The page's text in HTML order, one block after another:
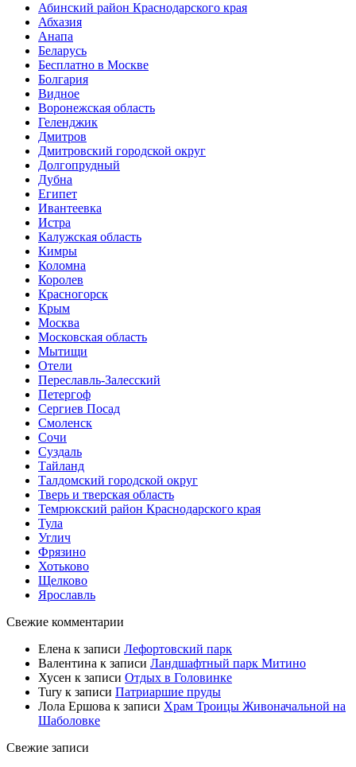
Абинский район Краснодарского края
Абхазия
Анапа
Беларусь
Бесплатно в Москве
Болгария
Видное
Воронежская область
Геленджик
Дмитров
Дмитровский городской округ
Долгопрудный
Дубна
Египет
Ивантеевка
Истра
Калужская область
Кимры
Коломна
Королев
Красногорск
Крым
Москва
Московская область
Мытищи
Отели
Переславль-Залесский
Петергоф
Сергиев Посад
Смоленск
Сочи
Суздаль
Тайланд
Талдомский городской округ
Тверь и тверская область
Темрюкский район Краснодарского края
Тула
Углич
Фрязино
Хотьково
Щелково
Ярославль
Свежие комментарии
Елена к записи Лефортовский парк
Валентина к записи Ландшафтный парк Митино
Хусен к записи Отдых в Головинке
Tury к записи Патриаршие пруды
Лола Ершова к записи Храм Троицы Живоначальной на
Шаболовке
Свежие записи